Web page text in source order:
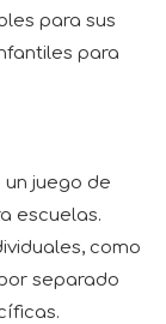
para sus
para
juego de
escuelas.
como
separado